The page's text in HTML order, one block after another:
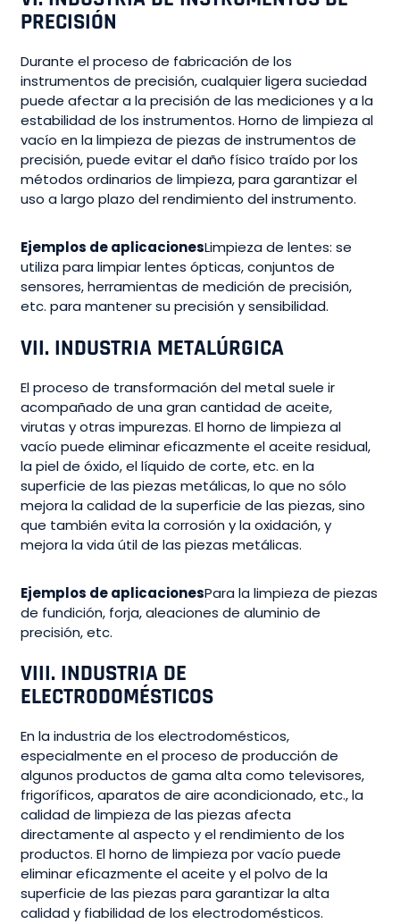
PRECISIÓN
Durante el proceso de fabricación de los
instrumentos de precisión, cualquier ligera suciedad
puede afectar a la precisión de las mediciones y a la
estabilidad de los instrumentos. Horno de limpieza al
vacío en la limpieza de piezas de instrumentos de
precisión, puede evitar el daño físico traído por los
métodos ordinarios de limpieza, para garantizar el
uso a largo plazo del rendimiento del instrumento.
Ejemplos de aplicacionesLimpieza de lentes: se
utiliza para limpiar lentes ópticas, conjuntos de
sensores, herramientas de medición de precisión,
etc. para mantener su precisión y sensibilidad.
VII. INDUSTRIA METALÚRGICA
El proceso de transformación del metal suele ir
acompañado de una gran cantidad de aceite,
virutas y otras impurezas. El horno de limpieza al
vacío puede eliminar eficazmente el aceite residual,
la piel de óxido, el líquido de corte, etc. en la
superficie de las piezas metálicas, lo que no sólo
mejora la calidad de la superficie de las piezas, sino
que también evita la corrosión y la oxidación, y
mejora la vida útil de las piezas metálicas.
Ejemplos de aplicacionesPara la limpieza de piezas
de fundición, forja, aleaciones de aluminio de
precisión, etc.
VIII. INDUSTRIA DE
ELECTRODOMÉSTICOS
En la industria de los electrodomésticos,
especialmente en el proceso de producción de
algunos productos de gama alta como televisores,
frigoríficos, aparatos de aire acondicionado, etc., la
calidad de limpieza de las piezas afecta
directamente al aspecto y el rendimiento de los
productos. El horno de limpieza por vacío puede
eliminar eficazmente el aceite y el polvo de la
superficie de las piezas para garantizar la alta
calidad y fiabilidad de los electrodomésticos.